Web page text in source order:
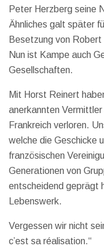
Peter Herzberg seine
Ähnliches galt später
Besetzung von
Nun ist Kampe auch
Gesellschaften.
Mit Horst Reinert
anerkannten
Frankreich verloren.
welche die Geschicke
französischen
Generationen von
entscheidend geprägt
Lebenswerk.
Vergessen wir nicht
c’est sa réalisation.“